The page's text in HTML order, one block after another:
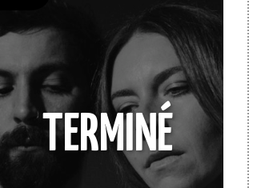
TERMINÉ